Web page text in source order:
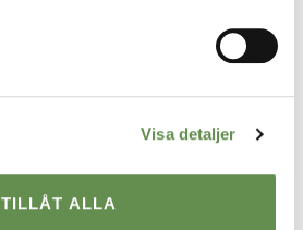
Visa detaljer
TILLÅT ALLA